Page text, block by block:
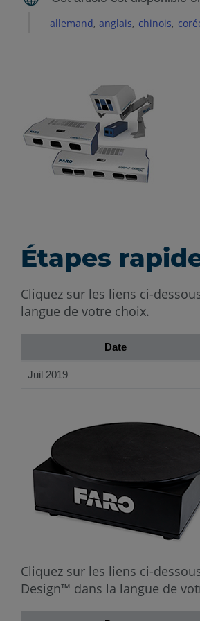
allemand anglais chinois
Étapes
Cliquez sur les liens ci-
langue de votre choix.
Date
Juil 2019
Cliquez sur les liens ci-
Design™ dans la langue de